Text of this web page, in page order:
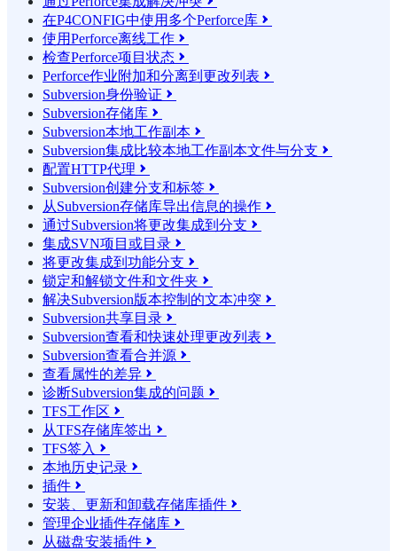
在P4CONFIG中使用多个Perforce库 
使用Perforce离线工作 
检查Perforce项目状态 
Perforce作业附加和分离到更改列表 
Subversion身份验证 
Subversion存储库 
Subversion本地工作副本 
Subversion集成比较本地工作副本文件与分支 
配置HTTP代理 
Subversion创建分支和标签 
从Subversion存储库导出信息的操作 
通过Subversion将更改集成到分支 
集成SVN项目或目录 
将更改集成到功能分支 
锁定和解锁文件和文件夹 
解决Subversion版本控制的文本冲突 
Subversion共享目录 
Subversion查看和快速处理更改列表 
Subversion查看合并源 
查看属性的差异 
诊断Subversion集成的问题 
TFS工作区 
从TFS存储库签出 
TFS签入 
本地历史记录 
插件 
安装、更新和卸载存储库插件 
管理企业插件存储库 
从磁盘安装插件 